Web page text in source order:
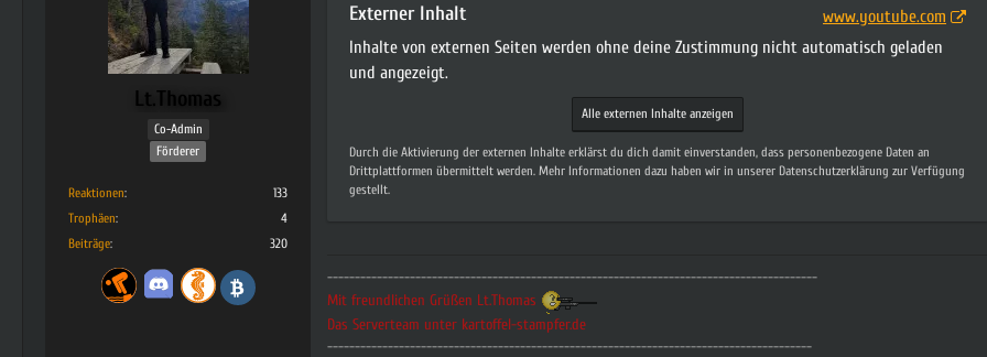
Lt.Thomas
Co-Admin
Förderer
Reaktionen
133
Trophäen
4
Beiträge
320
Externer Inhalt
www.youtube.com
Inhalte von externen Seiten werden ohne deine Zustimmung nicht automatisch geladen
und angezeigt.
Alle externen Inhalte anzeigen
Durch die Aktivierung der externen Inhalte erklärst du dich damit einverstanden, dass personenbezogene Daten an
Drittplattformen übermittelt werden. Mehr Informationen dazu haben wir in unserer Datenschutzerklärung zur Verfügung
gestellt.
-----------------------------------------------------------------------------------------
Mit freundlichen Grüßen Lt.Thomas
Das Serverteam unter kartoffel-stampfer.de
----------------------------------------------------------------------------------------